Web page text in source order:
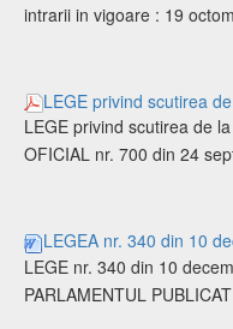
intrarii in vigoare : 19
LEGE privind scutirea
LEGE privind scutirea de
OFICIAL nr. 700 din 24
LEGEA nr. 340 din 10
LEGE nr. 340 din 10
PARLAMENTUL